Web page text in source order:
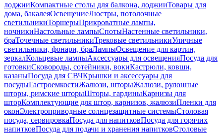
лоджииКомпактные столы для балкона, лоджииТовары для
дома, бакалеяОсвещениеЛюстры, потолочные
светильникиТоршерыПрикроватные лампы,
ночникиНастольные лампыСпотыНастенные светильники,
браТочечные светильникиТрековые светильникиУличные
светильники, фонари, браЛампыОсвещение для картин,
зеркалКольцевые лампыАксессуары для освещенияПосуда для
готовкиСковороды, сотейники, вокиКастрюли, ковши,
казаныПосуда для СВЧКрышки и аксессуары для
посудыГастроемкостиЖалюзи, шторыЖалюзи, рулонные
шторы, римские шторыШторы, гардиныКарнизы для
шторКомплектующие для штор, карнизов, жалюзиПленки для
оконЭлектроприводные солнцезащитные системыСтоловая
посуда, сервировкаПосуда для напитковПосуда для горячих
напитковПосуда для подачи и хранения напитковСтоловые